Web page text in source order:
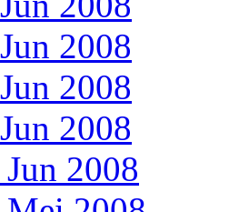
2008
2008
2008
2008